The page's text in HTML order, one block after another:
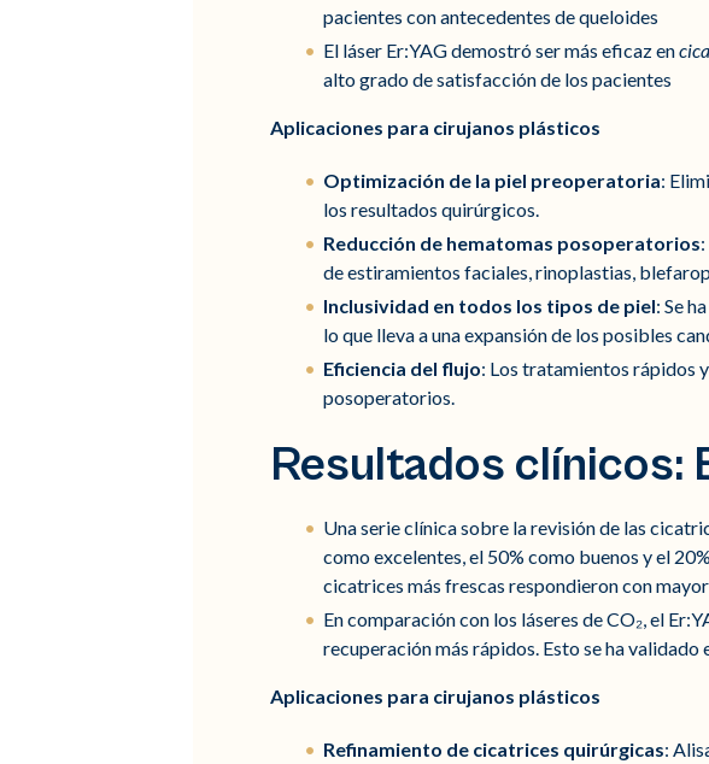
pacientes con antecedentes de queloides
El láser Er:YAG demostró ser más eficaz en
alto grado de satisfacción de los pacientes
Aplicaciones para cirujanos plásticos
Optimización de la piel preoperatoria:
los resultados quirúrgicos.
Reducción de hematomas posoperatorios
de estiramientos faciales, rinoplastias,
Inclusividad en todos los tipos de piel: Se
lo que lleva a una expansión de los posibles
Eficiencia del flujo: Los tratamientos rápidos
posoperatorios.
Resultados clínicos:
Una serie clínica sobre la revisión de las
como excelentes, el 50% como buenos y el
cicatrices más frescas respondieron con
En comparación con los láseres de CO₂, el
recuperación más rápidos. Esto se ha validado
Aplicaciones para cirujanos plásticos
Refinamiento de cicatrices quirúrgicas: